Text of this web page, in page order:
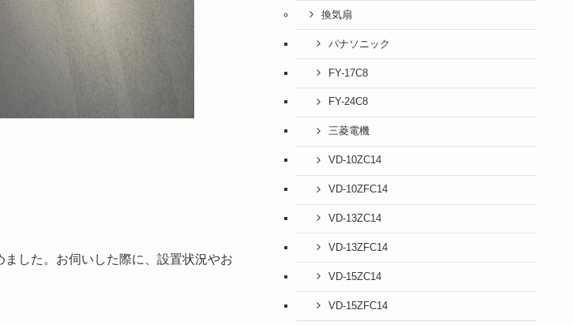
した。お伺いした際に、設置状況やお
換気扇
パナソニック
FY-17C8
FY-24C8
三菱電機
VD-10ZC14
VD-10ZFC14
VD-13ZC14
VD-13ZFC14
VD-15ZC14
VD-15ZFC14